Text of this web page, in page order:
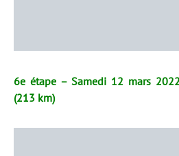
6e étape – Samedi 12 mars
(213 km)